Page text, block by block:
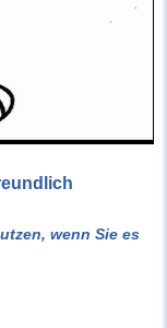
wenn Sie es